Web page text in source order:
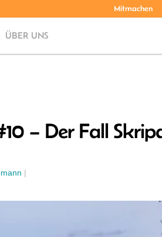
Mitmachen
ÜBER UNS
– Der Fall
|